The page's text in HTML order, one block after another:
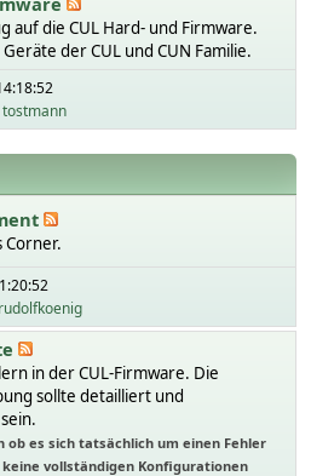
auf die CUL Hard- und Firmware.
der CUL und CUN Familie.
tostmann
Corner.
rudolfkoenig
in der CUL-Firmware. Die
sollte detailliert und
ob es sich tatsächlich um einen Fehler
vollständigen Konfigurationen